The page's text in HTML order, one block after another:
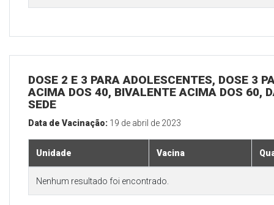
DOSE 2 E 3 PARA ADOLESCENTES, DOSE 3
ACIMA DOS 40, BIVALENTE ACIMA DOS 60,
SEDE
Data de Vacinação: 19 de abril de 2023
Unidade Vacina
Nenhum resultado foi encontrado.